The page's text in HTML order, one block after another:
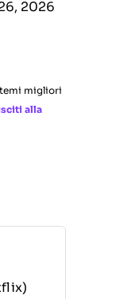
2026
migliori
alla